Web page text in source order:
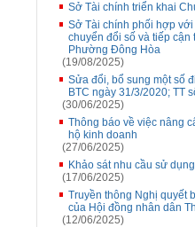
Sở Tài chính triển khai
Sở Tài chính phối hợp
chuyển đổi số và tiếp
Phường Đông Hòa
(19/08/2025)
Sửa đổi, bổ sung một số
BTC ngày 31/3/2020; TT
(30/06/2025)
Thông báo về việc nâng
hộ kinh doanh
(27/06/2025)
Khảo sát nhu cầu sử
(17/06/2025)
Truyền thông Nghị quyết
của Hội đồng nhân dân
(12/06/2025)